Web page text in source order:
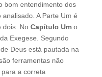
bom entendimento dos
A Parte Um é
dois. No Capítulo Umo
Exegese. Segundo
Deus está pautada na
ferramentas não
a correta